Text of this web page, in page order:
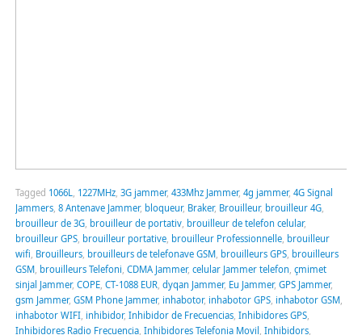
Tagged 1066L 1227MHz, 3G jammer, 433Mhz Jammer, 4g jammer, 4G Signal
Jammers, 8 Antenave Jammer, bloqueur, Braker, Brouilleur, brouilleur 4G,
brouilleur de 3G, brouilleur de portativ, brouilleur de telefon celular,
brouilleur GPS, brouilleur portative, brouilleur Professionnelle, brouilleur
wifi Brouilleurs, brouilleurs de telefonave GSM, brouilleurs GPS, brouilleurs
GSM, brouilleurs Telefoni CDMA Jammer, celular Jammer telefon çmimet
sinjal Jammer, COPE, CT-1088 EUR, dyqan Jammer, Eu Jammer, GPS Jammer,
gsm Jammer, GSM Phone Jammer, inhabotor, inhabotor GPS, inhabotor GSM,
inhabotor WIFI, inhibidor, Inhibidor de Frecuencias, Inhibidores GPS,
Inhibidores Radio Frecuencia, Inhibidores Telefonia Movil Inhibidors,